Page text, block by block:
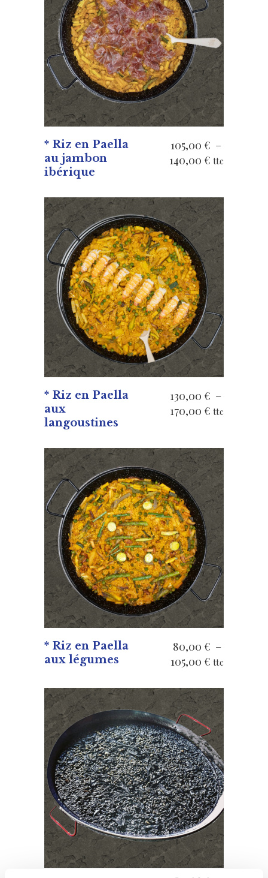
VOIR LES PRODUITS
* Riz en Paella
au jambon
ibérique
105,00 € –
140,00 € Plage
105,00 €
à
140,00 €
ttc
VOIR LES PRODUITS
* Riz en Paella
aux
langoustines
130,00 € –
170,00 € Plage
130,00 €
à
170,00 €
ttc
VOIR LES PRODUITS
* Riz en Paella
aux légumes
80,00 € –
105,00 € Plage
prix :
80,00 €
à
105,00 €
ttc
VOIR LES PRODUITS